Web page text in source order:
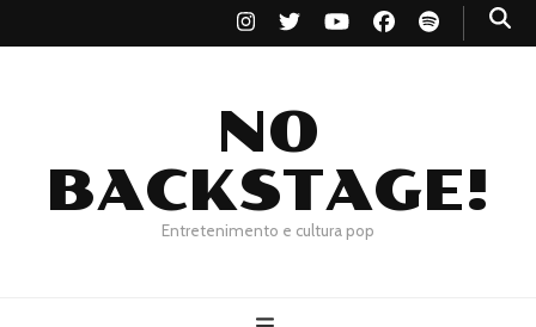
NO
BACKSTAGE!
Entretenimento e cultura pop